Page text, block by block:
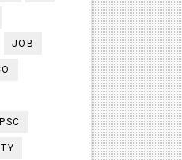
JOB